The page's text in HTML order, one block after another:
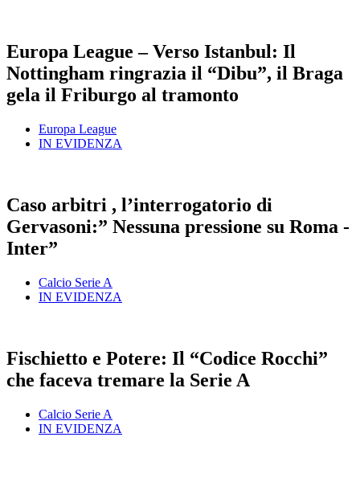
Europa League – Verso Istanbul: Il
Nottingham ringrazia il “Dibu”, il Braga
gela il Friburgo al tramonto
Europa League
IN EVIDENZA
Caso arbitri , l’interrogatorio di
Gervasoni:” Nessuna pressione su Roma -
Inter”
Calcio Serie A
IN EVIDENZA
Fischietto e Potere: Il “Codice Rocchi”
che faceva tremare la Serie A
Calcio Serie A
IN EVIDENZA